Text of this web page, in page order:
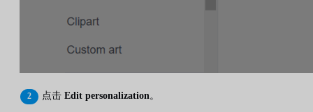
点击 Edit personalization 。